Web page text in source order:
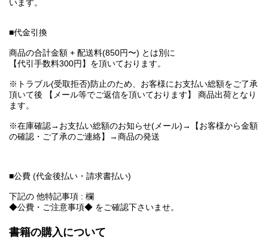
います。
■代金引換
商品の合計金額 + 配送料(850円〜) とは別に
【代引手数料300円】を頂いております。
※トラブル(受取拒否)防止のため、お客様にお支払い総額をご了承
頂いて後 【メール等でご返信を頂いております】 商品出荷となり
ます。
※在庫確認→お支払い総額のお知らせ(メール)→【お客様から金額
の確認・ご了承のご連絡】→商品の発送
■公費 (代金後払い・請求書払い)
下記の 他特記事項 : 欄
◆公費・ご注意事項◆ をご確認下さいませ。
書籍の購入について